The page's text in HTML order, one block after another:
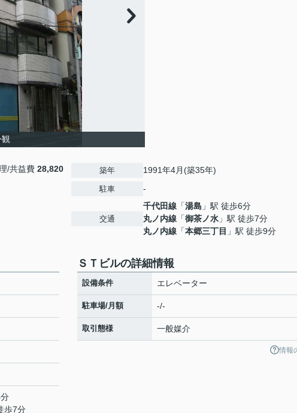
/共益費 28,820
築年 1991年4月(築35年)
駐車 -
交通
千代田線 「湯島 」駅 徒歩6分
丸ノ内線 「御茶ノ水 」駅 徒歩7分
丸ノ内線 「本郷三丁目 」駅 徒歩9分
歩7分
ＳＴビルの詳細情報
設備条件 エレベーター
駐車場/月額 -/-
取引態様 一般媒介
情報